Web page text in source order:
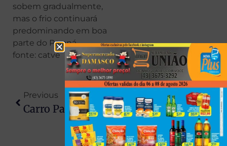
sobem gradualmente,
mas o frio continuará
predominando em boa
parte do Paraná.
fonte: catve
Previous
Carro Parte Ao Meio Após Grave Acidente Na BR-376, Em Maringá
Next
Lula Inicia Radioterapia Preventiva Após Retirada De Câncer De Pele Na Cabeça